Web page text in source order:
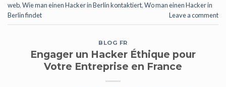
web,Wie man einen Hacker in Berlin kontaktiert,Wo man einen Hacker in
Berlin findet
Leave a comment
BLOG FR
Engager un Hacker Éthique pour
Votre Entreprise en France